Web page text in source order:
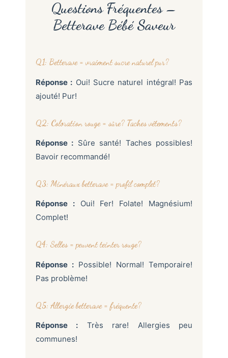
Questions Fréquentes –
Betterave Bébé Saveur
Q1: Betterave = vraiment sucre naturel pur?
Réponse : Oui! Sucre naturel intégral! Pas
ajouté! Pur!
Q2: Coloration rouge = sûre? Taches vêtements?
Réponse : Sûre santé! Taches possibles!
Bavoir recommandé!
Q3: Minéraux betterave = profil complet?
Réponse :Oui! Fer! Folate! Magnésium!
Complet!
Q4: Selles = peuvent teinter rouge?
Réponse : Possible! Normal! Temporaire!
Pas problème!
Q5: Allergie betterave = fréquente?
Réponse : Très rare! Allergies peu
communes!